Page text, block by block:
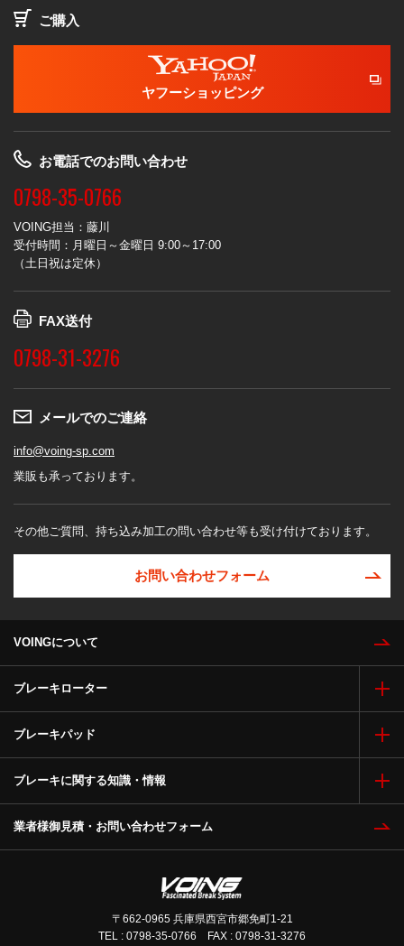
ご購入
ヤフーショッピング
お電話でのお問い合わせ
0798-35-0766
VOING担当：藤川
受付時間：月曜日～金曜日 9:00～17:00
（土日祝は定休）
FAX送付
0798-31-3276
メールでのご連絡
info@voing-sp.com
業販も承っております。
その他ご質問、持ち込み加工の問い合わせ等も受け付けております。
お問い合わせフォーム
VOINGについて
ブレーキローター
ブレーキパッド
ブレーキに関する知識・情報
業者様御見積・お問い合わせフォーム
〒662-0965 兵庫県西宮市郷免町1-21
TEL : 0798-35-0766 FAX : 0798-31-3276